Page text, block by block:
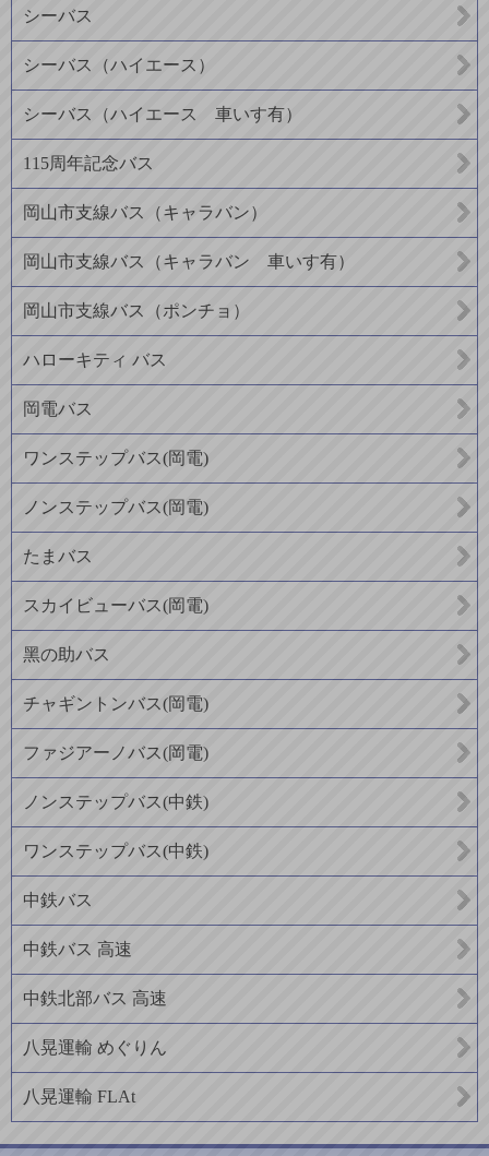
シーバス
シーバス（ハイエース）
シーバス（ハイエース 車いす有）
115周年記念バス
岡山市支線バス（キャラバン）
岡山市支線バス（キャラバン 車いす有）
岡山市支線バス（ポンチョ）
ハローキティ バス
岡電バス
ワンステップバス(岡電)
ノンステップバス(岡電)
たまバス
スカイビューバス(岡電)
黑の助バス
チャギントンバス(岡電)
ファジアーノバス(岡電)
ノンステップバス(中鉄)
ワンステップバス(中鉄)
中鉄バス
中鉄バス 高速
中鉄北部バス 高速
八晃運輸 めぐりん
八晃運輸 FLAt